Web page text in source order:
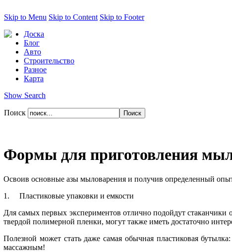
Skip to Menu Skip to Content Skip to Footer
Доска
Блог
Авто
Строительство
Разное
Карта
Show Search
Поиск
Формы для приготовления
Освоив основные азы мыловарения и получив определенный
1. Пластиковые упаковки и емкости
Для самых первых экспериментов отлично подойдут
твердой полимерной пленки, могут также иметь достаточно
Полезной может стать даже самая обычная пластиковая
массажным!